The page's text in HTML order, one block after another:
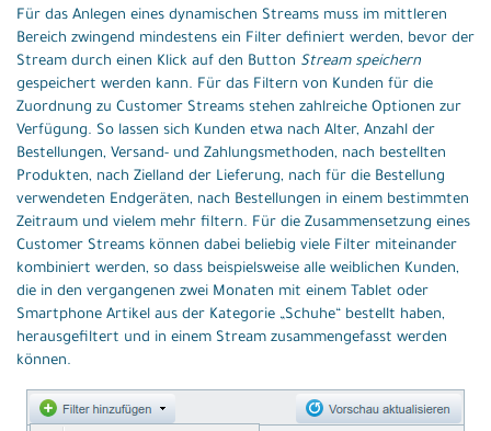
Für das Anlegen eines dynamischen Streams muss im mittleren
Bereich zwingend mindestens ein Filter definiert werden, bevor der
Stream durch einen Klick auf den Button Stream speichern
gespeichert werden kann. Für das Filtern von Kunden für die
Zuordnung zu Customer Streams stehen zahlreiche Optionen zur
Verfügung. So lassen sich Kunden etwa nach Alter, Anzahl der
Bestellungen, Versand- und Zahlungsmethoden, nach bestellten
Produkten, nach Zielland der Lieferung, nach für die Bestellung
verwendeten Endgeräten, nach Bestellungen in einem bestimmten
Zeitraum und vielem mehr filtern. Für die Zusammensetzung eines
Customer Streams können dabei beliebig viele Filter miteinander
kombiniert werden, so dass beispielsweise alle weiblichen Kunden,
die in den vergangenen zwei Monaten mit einem Tablet oder
Smartphone Artikel aus der Kategorie „Schuhe“ bestellt haben,
herausgefiltert und in einem Stream zusammengefasst werden
können.